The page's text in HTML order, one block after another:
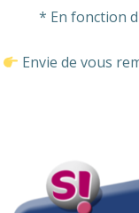
* En fonction
Envie de vous